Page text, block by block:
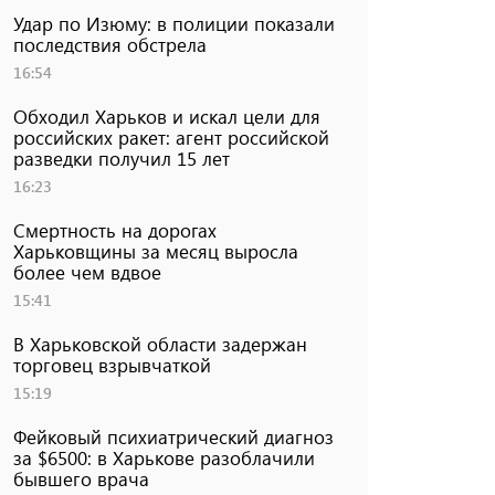
Удар по Изюму: в полиции показали
последствия обстрела
16:54
Обходил Харьков и искал цели для
российских ракет: агент российской
разведки получил 15 лет
16:23
Смертность на дорогах
Харьковщины за месяц выросла
более чем вдвое
15:41
В Харьковской области задержан
торговец взрывчаткой
15:19
Фейковый психиатрический диагноз
за $6500: в Харькове разоблачили
бывшего врача